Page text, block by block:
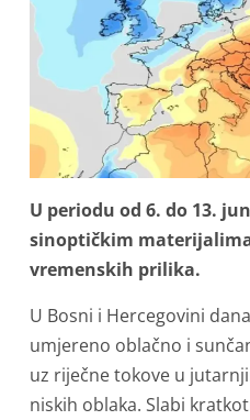
U periodu od 6. do 13.
sinoptičkim
vremenskih prilika.
U Bosni i Hercegovini
umjereno oblačno i
uz riječne tokove u
niskih oblaka. Slabi